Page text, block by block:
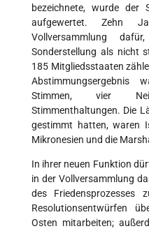
bezeichnete, wurde der
aufgewertet. Zehn
Vollversammlung
Sonderstellung als nicht
185 Mitgliedsstaaten
Abstimmungsergebnis
Stimmen, vier
Stimmenthaltungen. Die
gestimmt hatten, waren
Mikronesien und die
In ihrer neuen Funktion
in der Vollversammlung
des Friedensprozesses
Resolutionsentwürfen
Osten mitarbeiten;